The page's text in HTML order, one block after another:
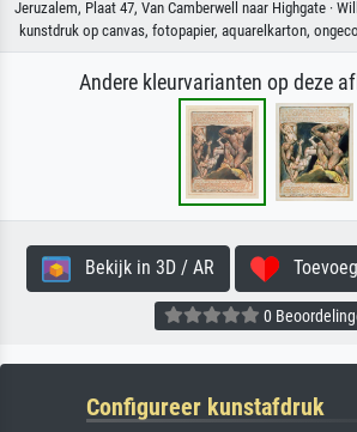
Jeruzalem, Plaat 47, Van Camberwell naar Highgate ·
kunstdruk op canvas, fotopapier, aquarelkarton,
Andere kleurvarianten op deze
Bekijk in 3D / AR
0
Configureer kunstafdruk